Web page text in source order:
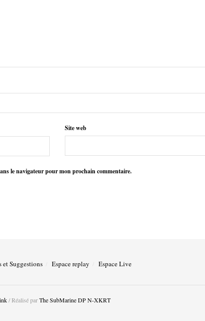
Site web
le navigateur pour mon prochain commentaire.
et Suggestions Espace replay Espace Live
/ Réalisé parThe SubMarine DP N-XKRT